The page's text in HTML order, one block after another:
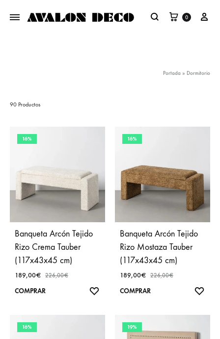
Buscar
Carrito
0
Portada » Dormitorio
90 Productos
16%
Banqueta Arcón Tejido
Rizo Crema Tauber
(117x43x45 cm)
189,00€ 226,00€
COMPRAR
AÑADIR
FAVORITOS
16%
Banqueta Arcón Tejido
Rizo Mostaza Tauber
(117x43x45 cm)
189,00€ 226,00€
COMPRAR
16% 19%